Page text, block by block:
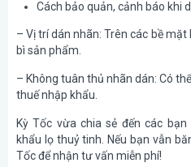
Cách bảo quản, cảnh báo khi
– Vị trí dán nhãn: Trên các bề
bì sản phẩm.
– Không tuân thủ nhãn dán: Có
thuế nhập khẩu.
Kỳ Tốc vừa chia sẻ đến các
khẩu lọ thuỷ tinh. Nếu bạn vẫn
Tốc để nhận tư vấn miễn phí!